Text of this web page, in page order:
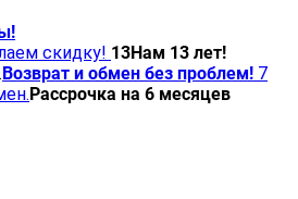
скидку! 13Нам 13 лет!
Возврат и обмен без проблем! 7
Рассрочка на 6 месяцев